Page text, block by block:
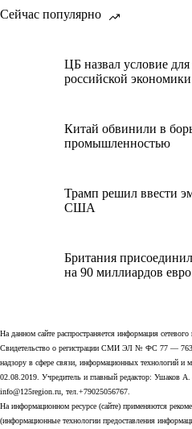
Сейчас популярно
ЦБ назвал условие
российской экономики
Китай обвинили в
промышленностью
Трамп решил ввести
США
Британия
на 90 миллиардов евро
На данном сайте распространяется информация
Свидетельство о регистрации СМИ ЭЛ № ФС 77 —
надзору в сфере связи, информационных технологий и
02.08.2019. Учредитель и главный редактор: Ушаков
info@125region.ru, тел.+79025056767.
На информационном ресурсе (сайте) применяются
(информационные технологии предоставления